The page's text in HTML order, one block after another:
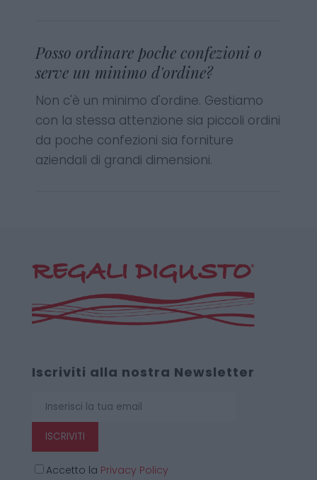
Posso ordinare poche confezioni o
serve un minimo d'ordine?
Non c'è un minimo d'ordine. Gestiamo
con la stessa attenzione sia piccoli ordini
da poche confezioni sia forniture
aziendali di grandi dimensioni.
Iscriviti alla nostra Newsletter
ISCRIVITI
Accetto la Privacy Policy